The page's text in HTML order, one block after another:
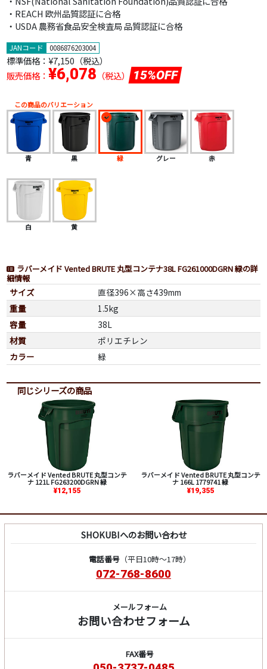
・REACH 欧州品質認証に合格
・USDA 農務省食品安全検査局 品質認証に合格
JANコード 0086876203004
標準価格： ¥7,150（税込）
販売価格： ¥6,078 （税込） 15%OFF
この商品のバリエーション
青 黒 緑 グレー 赤
白 黄
ラバーメイド Vented BRUTE 丸型コンテナ38L FG261000DGRN 緑の詳
細情報
サイズ
直径396×高さ439mm
重量
1.5kg
容量
38L
材質
ポリエチレン
カラー
緑
同じシリーズの商品
ラバーメイド Vented BRUTE 丸型コンテ
ナ 121L FG263200DGRN 緑
¥12,155
ラバーメイド Vented BRUTE 丸型コンテ
ナ 166L 1779741 緑
¥19,355
SHOKUBIへのお問い合わせ
電話番号（平日10時～17時）
072-768-8600
メールフォーム
お問い合わせフォーム
FAX番号